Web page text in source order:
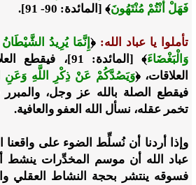
فَهَلْ أَنْتُمْ مُنْتَهُونَ﴾ [المائدة: 90- 91].
تأملوا يا عباد الله: ﴿إِنَّمَا يُرِيدُ
وَالْبَغْضَاءَ﴾
[المائدة: 91]،
العلاقات،﴿وَيَصُدَّكُمْ عَنْ ذِكْرِ اللَّهِ وَعَنِ
فيقطع الصلة بالله عز وجل،
تخمر عقله، نسأل الله العفو والعافية.
وإذا أردنا أن نُسلِّط الضوء على واقعنا
عباد الله أن موسم المخدِّرات ينشط
فسوقه ينتشر بحجة النشاط العقلي